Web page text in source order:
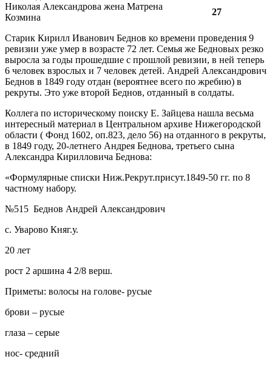
Николая Александрова жена Матрена
Козмина
27
Старик Кирилл Иванович Беднов ко времени проведения 9
ревизии уже умер в возрасте 72 лет. Семья же Бедновых резко
выросла за годы прошедшие с прошлой ревизии, в ней теперь
6 человек взрослых и 7 человек детей. Андрей Александрович
Беднов в 1849 году отдан (вероятнее всего по жребию) в
рекруты. Это уже второй Беднов, отданный в солдаты.
Коллега по историческому поиску Е. Зайцева нашла весьма
интересный материал в Центральном архиве Нижегородской
области ( Фонд 1602, оп.823, дело 56) на отданного в рекруты,
в 1849 году, 20-летнего Андрея Беднова, третьего сына
Александра Кирилловича Беднова:
«Формулярные списки Ниж.Рекрут.присут.1849-50 гг. по 8
частному набору.
№515 Беднов Андрей Александрович
с. Уварово Княг.у.
20 лет
рост 2 аршина 4 2/8 верш.
Приметы: волосы на голове- русые
брови – русые
глаза – серые
нос- средний